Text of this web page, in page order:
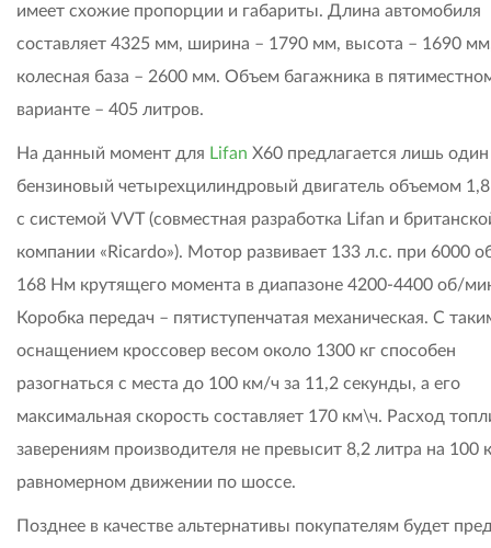
имеет схожие пропорции и габариты. Длина автомобиля
составляет 4325 мм, ширина – 1790 мм, высота – 1690
колесная база – 2600 мм. Объем багажника в
варианте – 405 литров.
На данный момент для Lifan X60 предлагается лишь один
бензиновый четырехцилиндровый двигатель объемом
с системой VVT (совместная разработка Lifan и
компании «Ricardo»). Мотор развивает 133 л.с. при 6000
168 Нм крутящего момента в диапазоне 4200-4400 об/
Коробка передач – пятиступенчатая механическая. С
оснащением кроссовер весом около 1300 кг способен
разогнаться с места до 100 км/ч за 11,2 секунды, а его
максимальная скорость составляет 170 км\ч. Расход
заверениям производителя не превысит 8,2 литра на 100
равномерном движении по шоссе.
Позднее в качестве альтернативы покупателям будет